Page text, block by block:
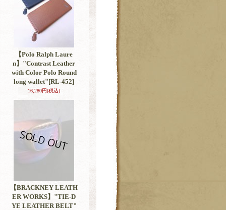
【Polo Ralph Laure
n】"Contrast Leather
with Color Polo Round
long wallet"[RL-452]
16,280円(税込)
【BRACKNEY LEATH
ER WORKS】"TIE-D
YE LEATHER BELT"